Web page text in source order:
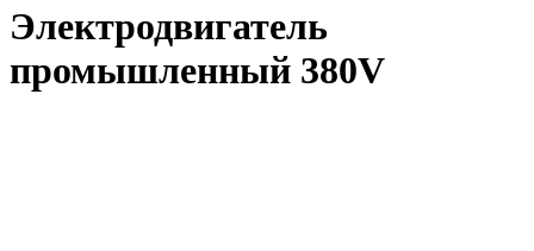
Электродвигатель
промышленный 380V